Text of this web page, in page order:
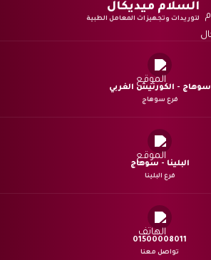
السلام ميديكال
لتوريدات وتجهيزات المعامل الطبية
سوهاج - الكورنيش الغربي
فرع سوهاج
البلينا - سوهاج
فرع البلينا
01500008011
تواصل معنا